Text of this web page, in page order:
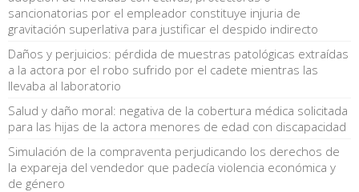
sancionatorias por el empleador constituye injuria de
gravitación superlativa para justificar el despido indirecto
Daños y perjuicios: pérdida de muestras patológicas extraídas
a la actora por el robo sufrido por el cadete mientras las
llevaba al laboratorio
Salud y daño moral: negativa de la cobertura médica solicitada
para las hijas de la actora menores de edad con discapacidad
Simulación de la compraventa perjudicando los derechos de
la expareja del vendedor que padecía violencia económica y
de género